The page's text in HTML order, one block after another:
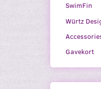
SwimFin
Würtz
Gavekort